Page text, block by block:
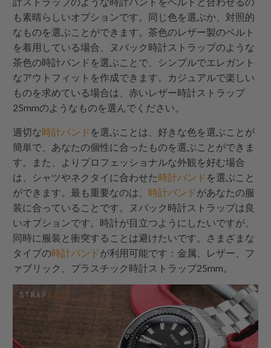
も素晴らしいオプションです。同じ色を選ぶか、対照的
なものを選ぶことができます。茶色のレザー製のベルト
を着用している場合、ヌバック時計ストラップのような
茶色の時計バンドを選ぶことで、シンプルでエレガント
なアウトフィットを作成できます。カジュアルで楽しい
ものを求めている場合は、赤いレザー時計ストラップ
25mmのようなものを選んでください。
適切な時計バンド を選ぶことは、好きな色を選ぶことが
簡単で、あなたの個性に合ったものを選ぶことができま
す。また、よりプロフェッショナルな外観を好む場合
は、シャツやネクタイに合わせた時計バンド を選ぶこと
ができます。最も重要なのは、 時計バンドがあなたの服
装に合っていることです。ヌバック時計ストラップは良
いオプションです。時計が目立つようにしたいですが、
同時に服装と衝突することは避けたいです。さまざまな
タイプの時計バンドが利用可能です：金属、レザー、フ
ァブリック、プラスチック時計ストラップ25mm。